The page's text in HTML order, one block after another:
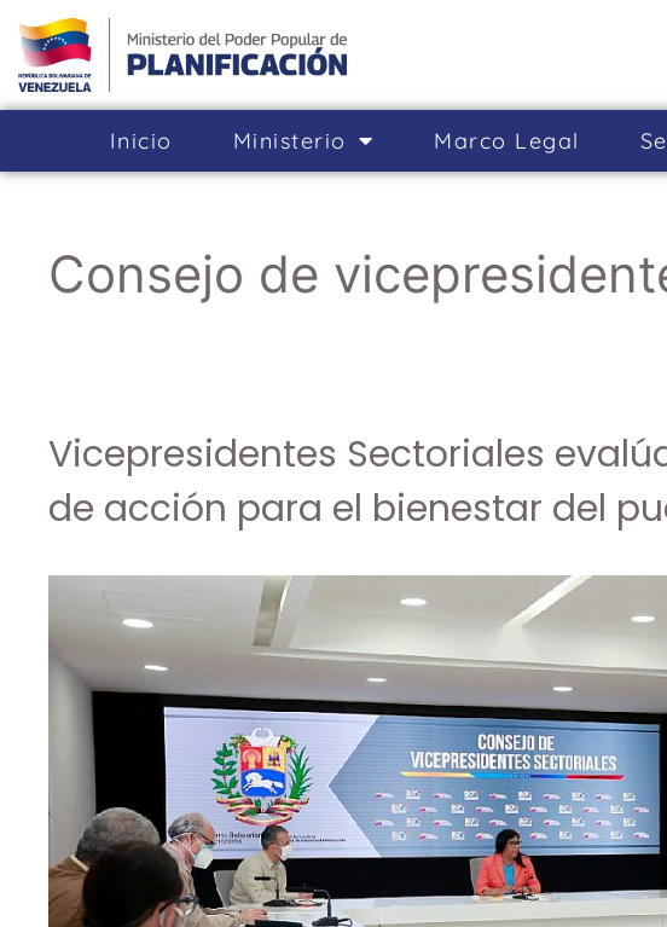
Inicio Ministerio Marco Legal
Consejo de
Vicepresidentes Sectoriales
de acción para el bienestar del